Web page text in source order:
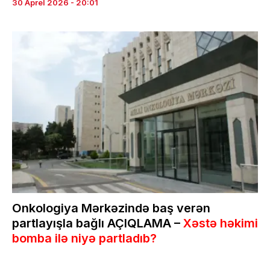
30 Aprel 2026 - 20:01
Onkologiya Mərkəzində baş verən
partlayışla bağlı AÇIQLAMA – Xəstə həkimi
bomba ilə niyə partladıb?